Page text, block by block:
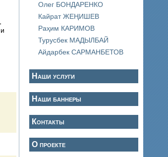
Олег БОНДАРЕНКО
Кайрат ЖЕҢИШЕВ
Раҳим КАРИМОВ
Турусбек МАДЫЛБАЙ
Айдарбек САРМАНБЕТОВ
Наши услуги
Наши баннеры
Контакты
О проекте